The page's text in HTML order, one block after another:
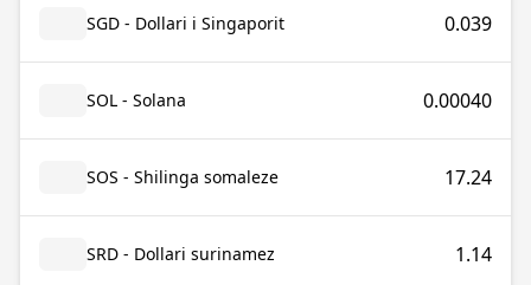
SGD - Dollari i Singaporit 0.039
SOL - Solana 0.00040
SOS - Shilinga somaleze 17.24
SRD - Dollari surinamez 1.14